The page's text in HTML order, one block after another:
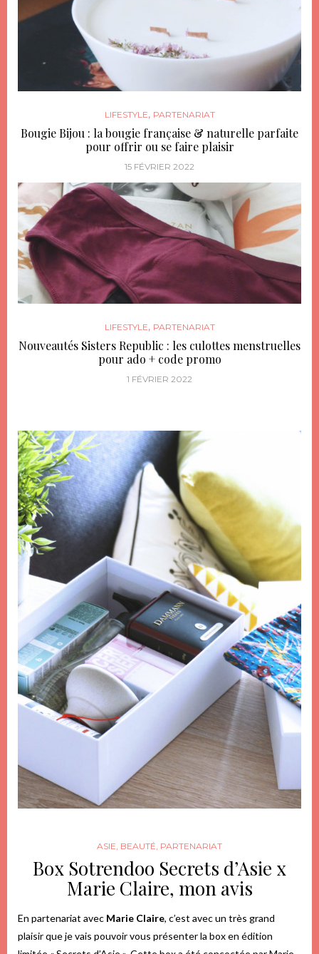
LIFESTYLE, PARTENARIAT
Bougie Bijou : la bougie française & naturelle parfaite
pour offrir ou se faire plaisir
15 FÉVRIER 2022
LIFESTYLE, PARTENARIAT
Nouveautés Sisters Republic : les culottes menstruelles
pour ado + code promo
1 FÉVRIER 2022
ASIE, BEAUTÉ, PARTENARIAT
Box Sotrendoo Secrets d’Asie x
Marie Claire, mon avis
En partenariat avec Marie Claire, c’est avec un très grand
plaisir que je vais pouvoir vous présenter la box en édition